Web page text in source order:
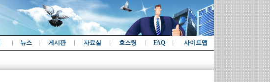
뉴스 게시판 자료실 호스팅 FAQ 사이트맵